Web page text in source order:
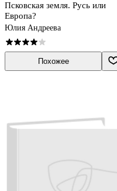
Псковская земля. Русь или
Европа?
Юлия Андреева
Похожее